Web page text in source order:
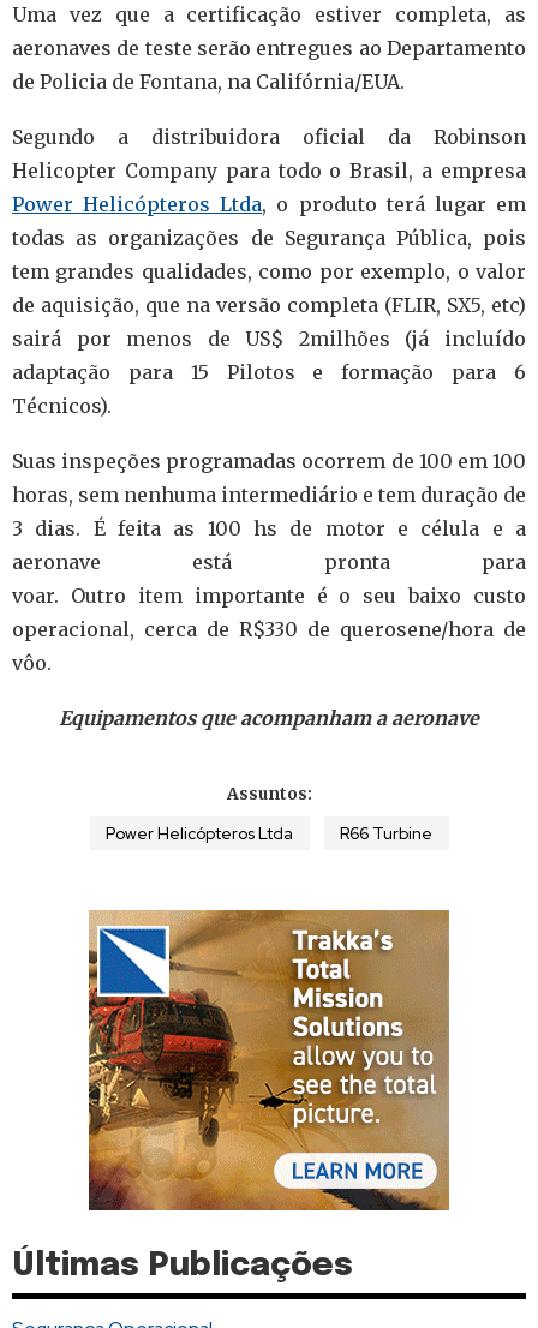
Uma vez que a certificação estiver completa, as
aeronaves de teste serão entregues ao Departamento
de Policia de Fontana, na Califórnia/EUA.
Segundo a distribuidora oficial da Robinson
Helicopter Company para todo o Brasil, a empresa
Power Helicópteros Ltda, o produto terá lugar em
todas as organizações de Segurança Pública, pois
tem grandes qualidades, como por exemplo, o valor
de aquisição, que na versão completa (FLIR, SX5, etc)
sairá por menos de US$ 2milhões (já incluído
adaptação para 15 Pilotos e formação para 6
Técnicos).
Suas inspeções programadas ocorrem de 100 em 100
horas, sem nenhuma intermediário e tem duração de
3 dias. É feita as 100 hs de motor e célula e a
aeronave está pronta para
voar. Outro item importante é o seu baixo custo
operacional, cerca de R$330 de querosene/hora de
vôo.
Equipamentos que acompanham a aeronave
Assuntos:
Power Helicópteros Ltda R66 Turbine
Últimas Publicações